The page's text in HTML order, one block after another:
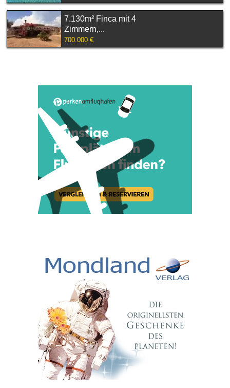
7.130m² Finca mit 4
Zimmern,...
700.000 €